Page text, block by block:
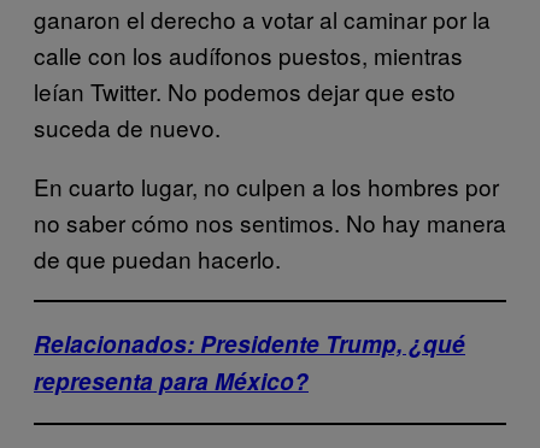
ganaron el derecho a votar al caminar por la
calle con los audífonos puestos, mientras
leían Twitter. No podemos dejar que esto
suceda de nuevo.
En cuarto lugar, no culpen a los hombres por
no saber cómo nos sentimos. No hay manera
de que puedan hacerlo.
Relacionados: Presidente Trump, ¿qué
representa para México?